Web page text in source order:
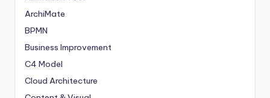
ArchiMate
BPMN
Business Improvement
C4 Model
Cloud Architecture